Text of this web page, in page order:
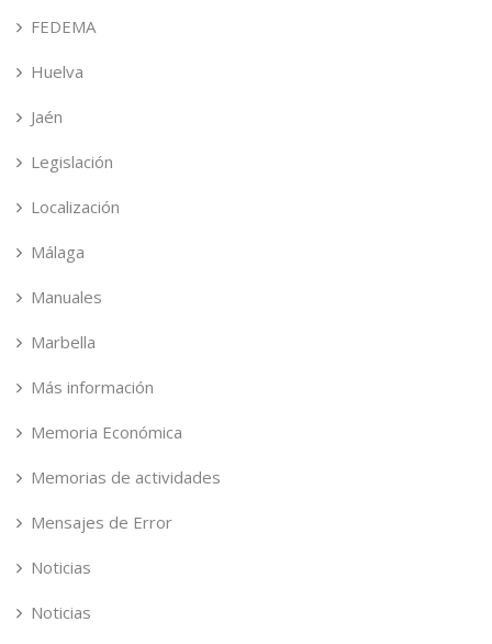
FEDEMA
Huelva
Jaén
Legislación
Localización
Málaga
Manuales
Marbella
Más información
Memoria Económica
Memorias de actividades
Mensajes de Error
Noticias
Noticias